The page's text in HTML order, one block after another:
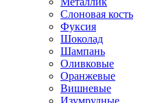
Слоновая кость
Фуксия
Шоколад
Шампань
Оливковые
Оранжевые
Вишневые
Изумрудные